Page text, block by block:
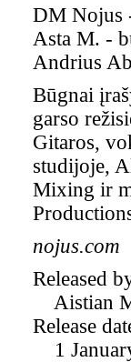
DM Nojus
Asta M. -
Andrius
Būgnai
garso
Gitaros,
studijoje,
Mixing ir
nojus.com
Released
Aistian
Release
1